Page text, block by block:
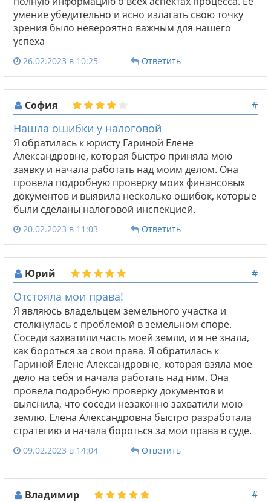
умение убедительно и ясно излагать свою точку
зрения было невероятно важным для нашего
успеха
26.02.2023 в 10:25 Ответить
София #
Нашла ошибки у налоговой
Я обратилась к юристу Гариной Елене
Александровне, которая быстро приняла мою
заявку и начала работать над моим делом. Она
провела подробную проверку моих финансовых
документов и выявила несколько ошибок, которые
были сделаны налоговой инспекцией.
20.02.2023 в 11:03 Ответить
Юрий #
Отстояла мои права!
Я являюсь владельцем земельного участка и
столкнулась с проблемой в земельном споре.
Соседи захватили часть моей земли, и я не знала,
как бороться за свои права. Я обратилась к
Гариной Елене Александровне, которая взяла мое
дело на себя и начала работать над ним. Она
провела подробную проверку документов и
выяснила, что соседи незаконно захватили мою
землю. Елена Александровна быстро разработала
стратегию и начала бороться за мои права в суде.
09.02.2023 в 14:04 Ответить
Владимир #